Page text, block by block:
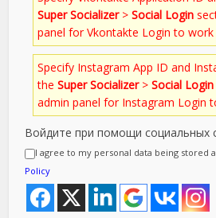
Super Socializer>Social Login
panel for Vkontakte Login to work
Specify Instagram App ID and
theSuper Socializer>Social Login
admin panel for Instagram Login
Войдите при помощи социальных
I agree to my personal data being stored
Policy